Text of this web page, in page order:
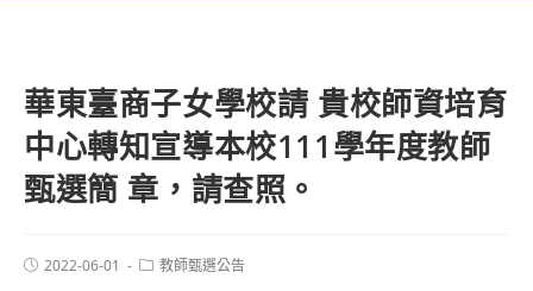
華東臺商子女學校請 貴校師資培育
中心轉知宣導本校111學年度教師
甄選簡 章，請查照。
2022-06-01 教師甄選公告